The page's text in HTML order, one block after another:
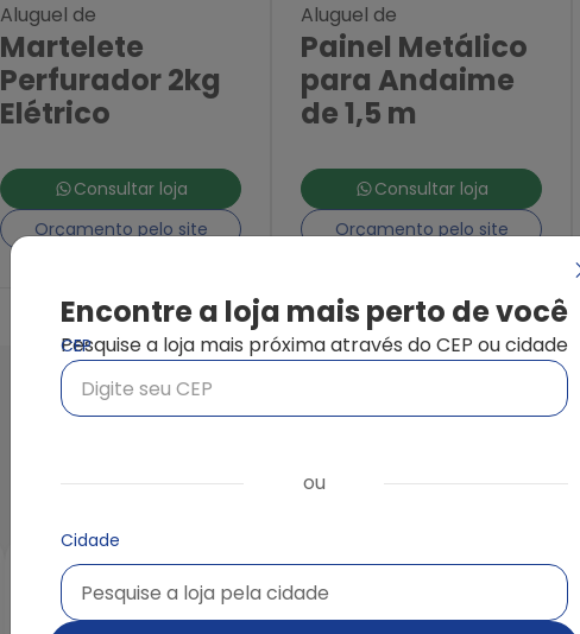
Aluguel de
Martelete
Perfurador 2kg
Elétrico
Consultar loja
Orçamento pelo site
Aluguel de
Painel Metálico
para Andaime
de 1,5 m
Consultar loja
Orçamento pelo site
Marcas Parceiras
Trabalhamos com as melhores marcas do mercado
Encontre a loja mais perto de você
Pesquise a loja mais próxima através do CEP ou cidade
CEP
ou
Cidade
Pesquise a loja pela cidade
Pesquise a loja pela cidade